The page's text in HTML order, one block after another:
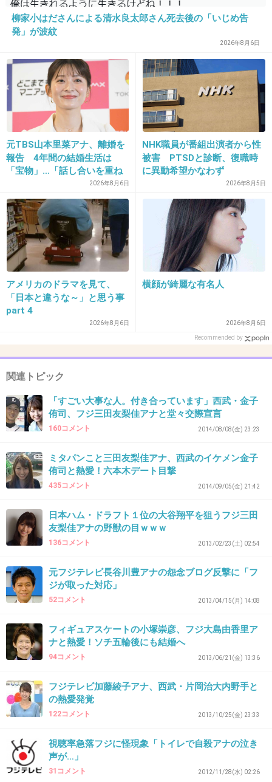
35. 匿名 2014/08/10(日) 09:31:42
カトパンはからっとした美人だし、滑舌もいい
妙にじめっとした媚びた目としゃべり方で、本
当にうざい。カマトトって言葉がぴったりく
る。
+181 -15
2014/08/10(日) 09:32:09
バラエティーやスポーツ担当の女子アナって良
い男捕まえるために女子アナになったような人
が多い
野心家なんだけど仕事上の野心じゃないんだよ
ね
-2
三田アナウンサーみたいなタイプ同性に嫌われ
るタイプ
出典：up.gc-img.net
+236
38. 匿名2014/08/10(日) 09:32:44
この人を見てるとあいのり桃を思い出して非常
に不愉快
桃の方がブスだけどね
39. 匿名2014/08/10(日) 09:34:25
ん？
-2
40. 匿名2014/08/10(日) 09:34:30
柳家小はださんによる清水良太郎さん死去後の「いじめ告
発」が波紋
2026年8月6日
元TBS山本里菜アナ、離婚を
報告 4年間の結婚生活は
「宝物」…「話し合いを重ね
2026年8月6日
NHK職員が番組出演者から性
被害 PTSDと診断、復職時
に異動希望かなわず
2026年8月5日
アメリカのドラマを見て、
「日本と違うな～」と思う事
part 4
2026年8月6日
横顔が綺麗な有名人
2026年8月6日
Recommended by
関連トピック
「すごい大事な人。付き合っています」西武・金子
侑司、フジ三田友梨佳アナと堂々交際宣言
160コメント 2014/08/08(金) 23:23
ミタパンこと三田友梨佳アナ、西武のイケメン金子
侑司と熱愛！六本木デート目撃
435コメント 2014/09/05(金) 21:42
日本ハム・ドラフト１位の大谷翔平を狙うフジ三田
友梨佳アナの野獣の目ｗｗｗ
136コメント 2013/02/23(土) 02:54
元フジテレビ長谷川豊アナの怨念ブログ反撃に「フ
ジが取った対応」
52コメント 2013/04/15(月) 14:08
フィギュアスケートの小塚崇彦、フジ大島由香里ア
ナと熱愛！ソチ五輪後にも結婚へ
94コメント 2013/06/21(金) 13:36
フジテレビ加藤綾子アナ、西武・片岡治大内野手と
の熱愛発覚
122コメント 2013/10/25(金) 23:33
視聴率急落フジに怪現象「トイレで自殺アナの泣き
声が…」
31コメント 2012/11/28(水) 02:26